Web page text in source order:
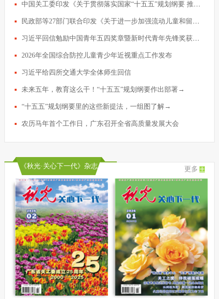
中国关工委印发《关于贯彻落实国家“十五五”规划纲要 推动关心下一代工作高质量发展的实施方案》
民政部等27部门联合印发《关于进一步加强流动儿童和留守儿童“精准摸排、精确建档、精细服务”工作的通知》
习近平回信勉励中国青年五四奖章暨新时代青年先锋奖获奖者代表
2026年全国综合防控儿童青少年近视重点工作发布
习近平给四所交通大学全体师生回信
未来五年，教育这么干！“十五五”规划纲要作出部署→
“十五五”规划纲要里的这些新提法，一组图了解→
农历马年首个工作日，广东召开全省高质量发展大会
《秋光·关心下一代》杂志 更多